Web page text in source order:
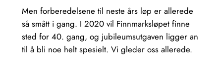
Men forberedelsene til neste års løp er allerede
så smått i gang. I 2020 vil Finnmarksløpet finne
sted for 40. gang, og jubileumsutgaven ligger an
til å bli noe helt spesielt. Vi gleder oss allerede.